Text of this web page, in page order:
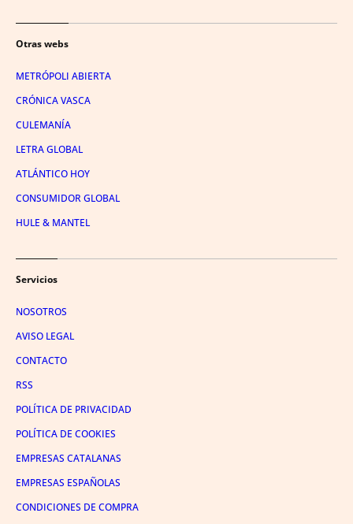
Otras webs
METRÓPOLI ABIERTA
CRÓNICA VASCA
CULEMANÍA
LETRA GLOBAL
ATLÁNTICO HOY
CONSUMIDOR GLOBAL
HULE & MANTEL
Servicios
NOSOTROS
AVISO LEGAL
CONTACTO
RSS
POLÍTICA DE PRIVACIDAD
POLÍTICA DE COOKIES
EMPRESAS CATALANAS
EMPRESAS ESPAÑOLAS
CONDICIONES DE COMPRA